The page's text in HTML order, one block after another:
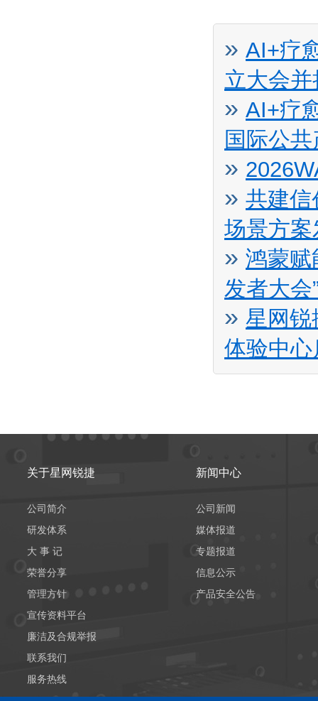
» AI+疗
立大会
» AI+疗
国际公共
»
» 共建信
场景方案
» 鸿蒙赋
发者大会
» 星网锐
体验中
关于星网锐捷
公司简介
研发体系
大 事 记
荣誉分享
管理方针
宣传资料平台
廉洁及合规举报
联系我们
服务热线
新闻中心
公司新闻
媒体报道
专题报道
信息公示
产品安全公告